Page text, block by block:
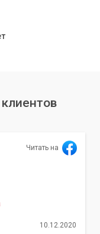
Читать на
10.12.2020